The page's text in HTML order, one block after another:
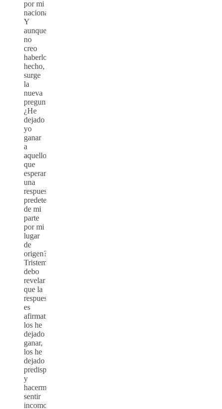
por mi
nacionalidad.
Y
aunque
no
creo
haberlo
hecho,
surge
la
nueva
pregunta:
¿He
dejado
yo
ganar
a
aquellos
que
esperan
una
respuesta
predeterminada
de mi
parte
por mi
lugar
de
origen?.
Tristemente
debo
revelar
que la
respuesta
es
afirmativa,
los he
dejado
ganar,
los he
dejado
predisponerme
y
hacerme
sentir
incomodo